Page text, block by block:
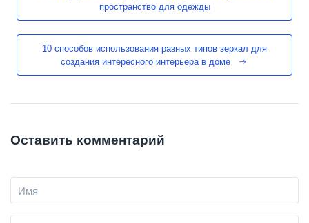
пространство для одежды
10 способов использования разных типов зеркал для
создания интересного интерьера в доме
Оставить комментарий